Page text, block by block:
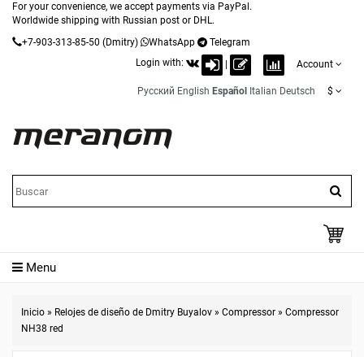
For your convenience, we accept payments via PayPal.
Worldwide shipping with Russian post or DHL.
+7-903-313-85-50 (Dmitry) WhatsApp
Telegram
Login with:
Account
Русский English Español Italian Deutsch $
Menu
Inicio » Relojes de diseño de Dmitry Buyalov » Compressor » Compressor
NH38 red